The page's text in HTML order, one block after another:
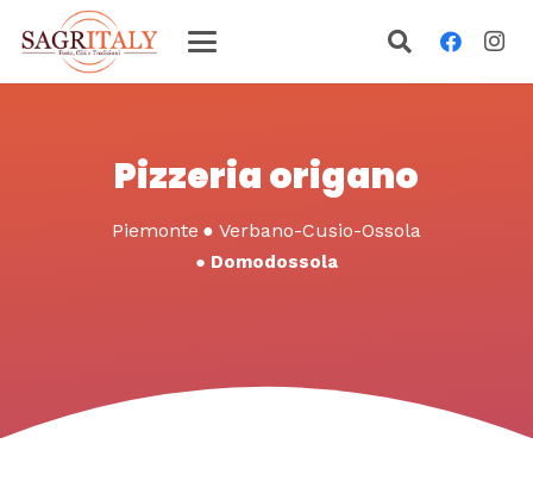
Pizzeria origano
Piemonte ● Verbano-Cusio-Ossola
● Domodossola